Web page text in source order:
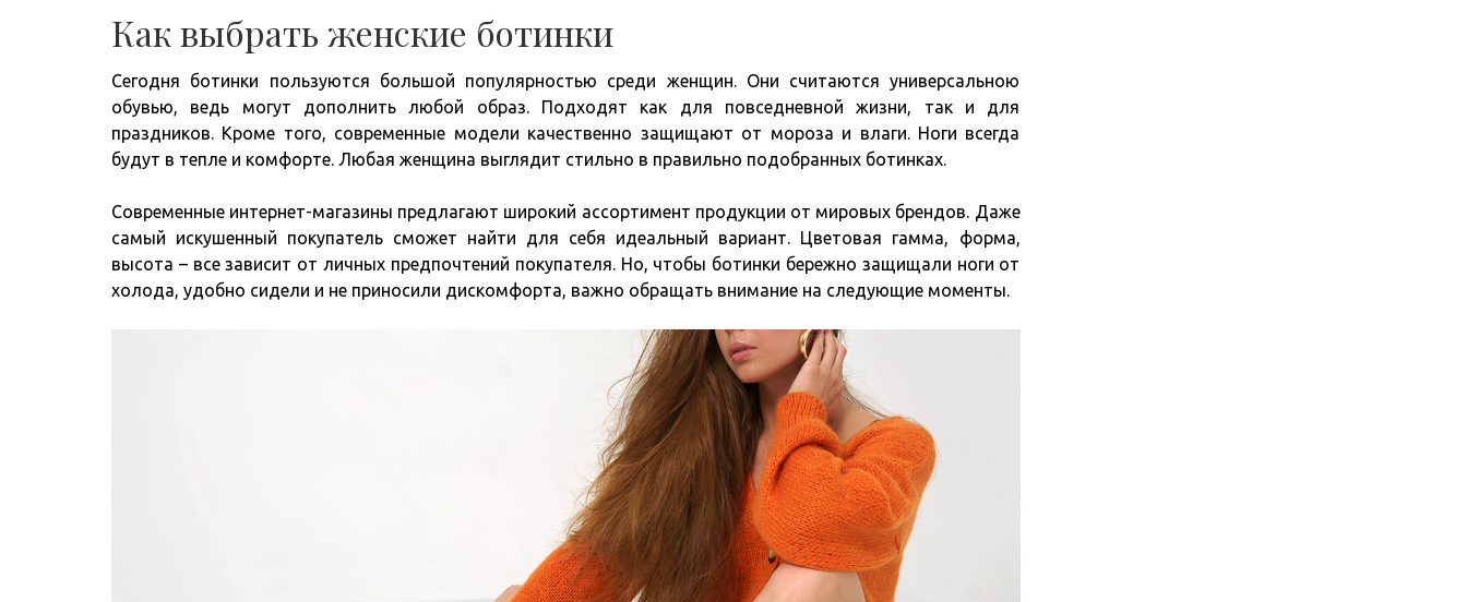
Как выбрать женские ботинки
Сегодня ботинки пользуются большой популярностью среди женщин. Они считаются универсальною
обувью, ведь могут дополнить любой образ. Подходят как для повседневной жизни, так и для
праздников. Кроме того, современные модели качественно защищают от мороза и влаги. Ноги всегда
будут в тепле и комфорте. Любая женщина выглядит стильно в правильно подобранных ботинках.
Современные интернет-магазины предлагают широкий ассортимент продукции от мировых брендов. Даже
самый искушенный покупатель сможет найти для себя идеальный вариант. Цветовая гамма, форма,
высота – все зависит от личных предпочтений покупателя. Но, чтобы ботинки бережно защищали ноги от
холода, удобно сидели и не приносили дискомфорта, важно обращать внимание на следующие моменты.